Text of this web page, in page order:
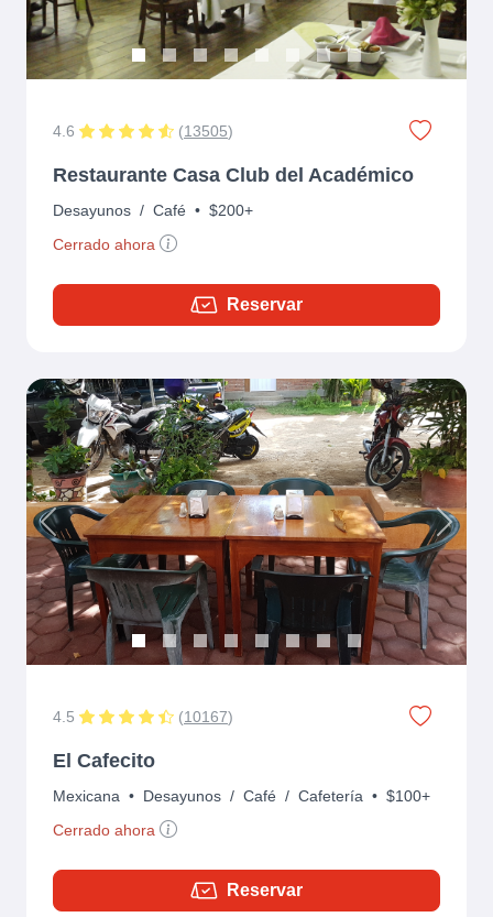
4.6 (13505)
Restaurante Casa Club del Académico
Desayunos / Café • $200+
Cerrado ahora
Reservar
Previous Next
4.5 (10167)
El Cafecito
Mexicana • Desayunos / Café / Cafetería • $100+
Cerrado ahora
Reservar